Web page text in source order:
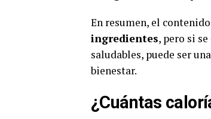
En resumen, el
ingredientes, pero si
saludables, puede ser
bienestar.
¿Cuántas